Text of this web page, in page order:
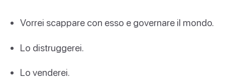
Vorrei scappare con esso e governare il mondo.
Lo distruggerei.
Lo venderei.